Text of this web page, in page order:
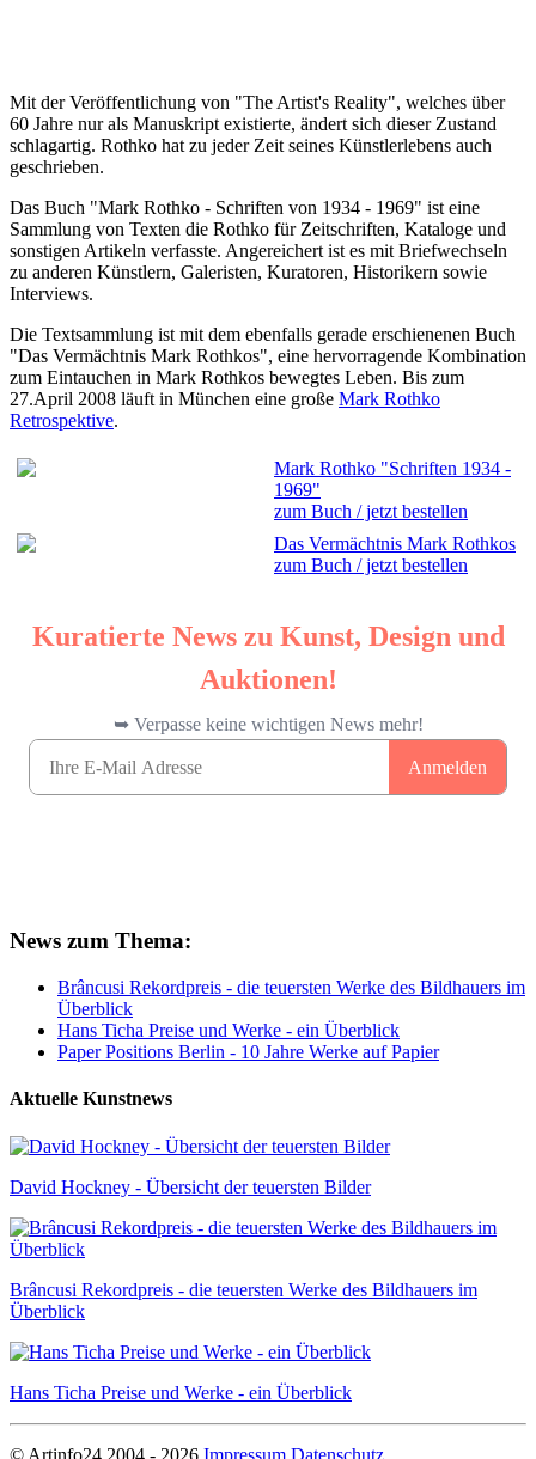
Mit der Veröffentlichung von "The Artist's Reality", welches über
60 Jahre nur als Manuskript existierte, ändert sich dieser Zustand
schlagartig. Rothko hat zu jeder Zeit seines Künstlerlebens auch
geschrieben.
Das Buch "Mark Rothko - Schriften von 1934 - 1969" ist eine
Sammlung von Texten die Rothko für Zeitschriften, Kataloge und
sonstigen Artikeln verfasste. Angereichert ist es mit Briefwechseln
zu anderen Künstlern, Galeristen, Kuratoren, Historikern sowie
Interviews.
Die Textsammlung ist mit dem ebenfalls gerade erschienenen Buch
"Das Vermächtnis Mark Rothkos", eine hervorragende Kombination
zum Eintauchen in Mark Rothkos bewegtes Leben. Bis zum
27.April 2008 läuft in München eine große Mark Rothko
Retrospektive.
Mark Rothko "Schriften 1934 -
1969"
zum Buch / jetzt bestellen
Das Vermächtnis Mark Rothkos
zum Buch / jetzt bestellen
News zum Thema:
Brâncusi Rekordpreis - die teuersten Werke des Bildhauers im
Überblick
Hans Ticha Preise und Werke - ein Überblick
Paper Positions Berlin - 10 Jahre Werke auf Papier
Aktuelle Kunstnews
David Hockney - Übersicht der teuersten Bilder
Brâncusi Rekordpreis - die teuersten Werke des Bildhauers im
Überblick
Hans Ticha Preise und Werke - ein Überblick
© Artinfo24 2004 - 2026 Impressum Datenschutz